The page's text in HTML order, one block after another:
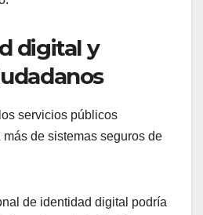
digital y
servicios públicos
de sistemas seguros de
de identidad digital podría